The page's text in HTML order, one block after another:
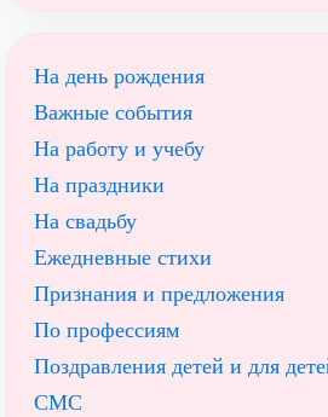
На день рождения
Важные события
На работу и учебу
На праздники
На свадьбу
Ежедневные стихи
Признания и предложения
По профессиям
Поздравления детей и для
СМС